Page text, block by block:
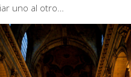
uno al otro…